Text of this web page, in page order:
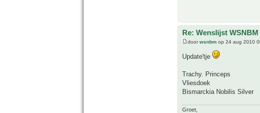
Re: Wenslijst
doorwsnbm op 24 aug 2010
Update'tje
Trachy. Princeps
Vliesdoek
Bismarckia Nobilis Silver
Groet,